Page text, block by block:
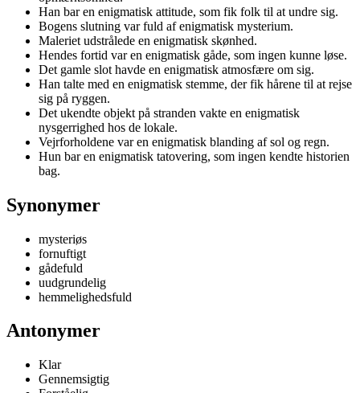
Han bar en enigmatisk attitude, som fik folk til at undre sig.
Bogens slutning var fuld af enigmatisk mysterium.
Maleriet udstrålede en enigmatisk skønhed.
Hendes fortid var en enigmatisk gåde, som ingen kunne løse.
Det gamle slot havde en enigmatisk atmosfære om sig.
Han talte med en enigmatisk stemme, der fik hårene til at rejse
sig på ryggen.
Det ukendte objekt på stranden vakte en enigmatisk
nysgerrighed hos de lokale.
Vejrforholdene var en enigmatisk blanding af sol og regn.
Hun bar en enigmatisk tatovering, som ingen kendte historien
bag.
Synonymer
mysteriøs
fornuftigt
gådefuld
uudgrundelig
hemmelighedsfuld
Antonymer
Klar
Gennemsigtig